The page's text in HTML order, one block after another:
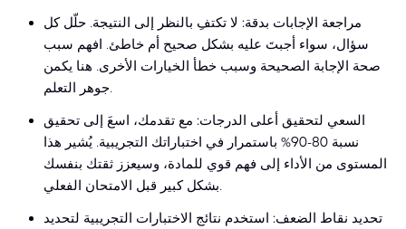
مراجعة الإجابات بدقة: لا تكتفِ بالنظر إلى النتيجة. حلّل كل
سؤال، سواء أجبتَ عليه بشكل صحيح أم خاطئ. افهم سبب
صحة الإجابة الصحيحة وسبب خطأ الخيارات الأخرى. هنا يكمن
جوهر التعلم.
السعي لتحقيق أعلى الدرجات: مع تقدمك، اسعَ إلى تحقيق
نسبة 80-90% باستمرار في اختباراتك التجريبية. يُشير هذا
المستوى من الأداء إلى فهم قوي للمادة، وسيعزز ثقتك بنفسك
بشكل كبير قبل الامتحان الفعلي.
تحديد نقاط الضعف: استخدم نتائج الاختبارات التجريبية لتحديد